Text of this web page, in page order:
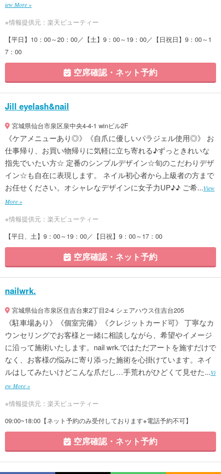
iew More »
※情報提供元：楽天ビューティー
【平日】10：00～20：00／【土】9：00～19：00／【日祝日】9：00～1
7：00
空席確認・ネット予約
Jill eyelash&nail
宮城県仙台市泉区泉中央4-4-1 winビル2F
《ケアメニューあり◎》《自爪に優しいパラジェル使用◎》 お
仕事帰り、お買い物帰りに気軽に立ち寄れる♪ずっときれいな
指先でいたい方☆ 定番のシンプルデザイン☆旬のこだわりデザ
イン☆も自在に表現します。 ネイル初心者から上級者の方まで
お任せください。オシャレなデザインに女子力UP♪♪ ご希...View
More »
※情報提供元：楽天ビューティー
【平日、土】9：00～19：00／【日祝】9：00～17：00
空席確認・ネット予約
nailwrk.
宮城県仙台市泉区住吉台東2丁目2-4 シェアハウス住吉台205
《駐車場あり》《個室完備》《クレジットカード可》 丁寧なカ
ウンセリングでお客様と一緒に相談しながら、希望やイメージ
に沿って施術いたします。nail wrk.ではただアートを施すだけで
なく、お客様の悩みに寄り添った施術を心掛けています。ネイ
ルはしてみたいけどこんな爪だし…手荒れがひどくて見せた...Vi
ew More »
※情報提供元：楽天ビューティー
09:00~18:00【ネット予約のみ受付しております※電話予約不可】
空席確認・ネット予約